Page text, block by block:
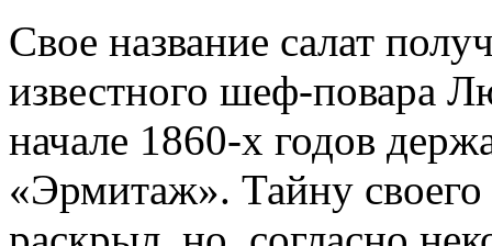
Свое название салат
известного шеф-повара
начале 1860-х годов
«Эрмитаж». Тайну своего